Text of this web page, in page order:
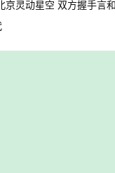
京灵动星空 双方握手言和